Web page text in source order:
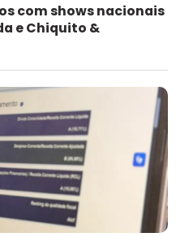
com shows nacionais
e Chiquito &